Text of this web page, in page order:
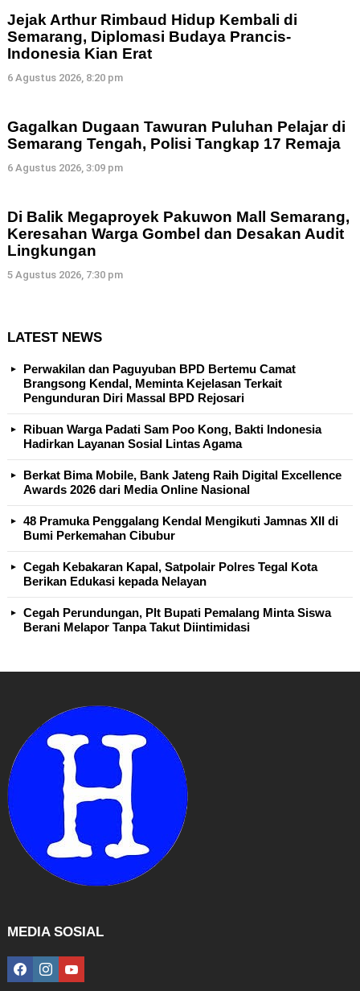
Jejak Arthur Rimbaud Hidup Kembali di
Semarang, Diplomasi Budaya Prancis-
Indonesia Kian Erat
6 Agustus 2026, 8:20 pm
Gagalkan Dugaan Tawuran Puluhan Pelajar di
Semarang Tengah, Polisi Tangkap 17 Remaja
6 Agustus 2026, 3:09 pm
Di Balik Megaproyek Pakuwon Mall Semarang,
Keresahan Warga Gombel dan Desakan Audit
Lingkungan
5 Agustus 2026, 7:30 pm
LATEST NEWS
Perwakilan dan Paguyuban BPD Bertemu Camat
Brangsong Kendal, Meminta Kejelasan Terkait
Pengunduran Diri Massal BPD Rejosari
Ribuan Warga Padati Sam Poo Kong, Bakti Indonesia
Hadirkan Layanan Sosial Lintas Agama
Berkat Bima Mobile, Bank Jateng Raih Digital Excellence
Awards 2026 dari Media Online Nasional
48 Pramuka Penggalang Kendal Mengikuti Jamnas XII di
Bumi Perkemahan Cibubur
Cegah Kebakaran Kapal, Satpolair Polres Tegal Kota
Berikan Edukasi kepada Nelayan
Cegah Perundungan, Plt Bupati Pemalang Minta Siswa
Berani Melapor Tanpa Takut Diintimidasi
MEDIA SOSIAL
facebookinstagramyoutube